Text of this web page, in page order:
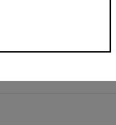
Alle Angaben ohne Gewähr